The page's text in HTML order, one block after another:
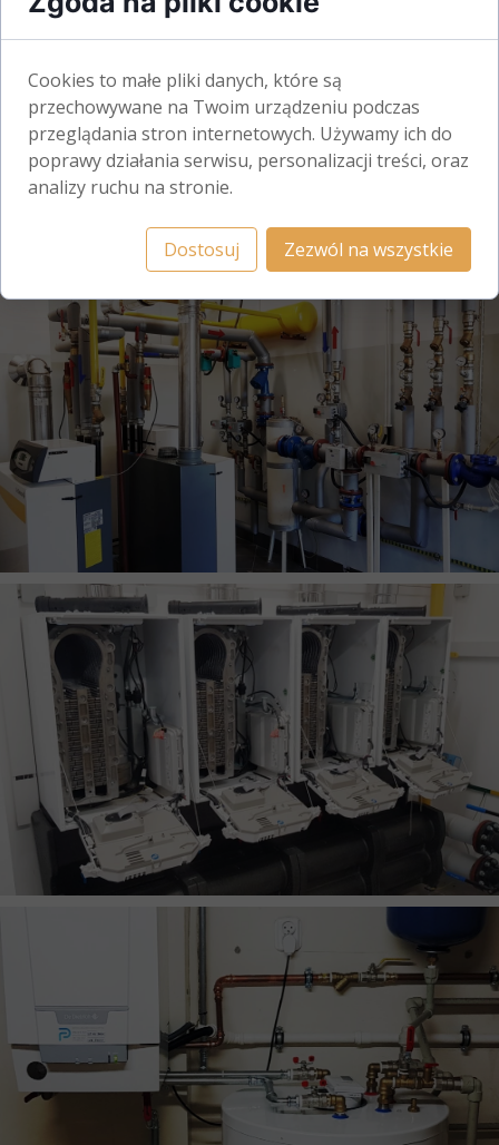
Cookies to małe pliki danych, które są
przechowywane na Twoim urządzeniu podczas
przeglądania stron internetowych. Używamy ich do
poprawy działania serwisu, personalizacji treści, oraz
analizy ruchu na stronie.
Dostosuj Zezwól na wszystkie